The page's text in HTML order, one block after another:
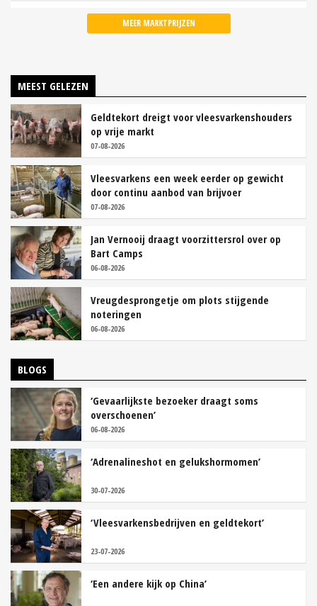
MEER MARKTPRIJZEN
MEEST GELEZEN
Geldtekort dreigt voor vleesvarkenshouders
op vrije markt
07-08-2026
Vleesvarkens een week eerder op gewicht
door continu aanbod van brijvoer
07-08-2026
Jan Vernooij draagt voorzittersrol over op
Bart Camps
06-08-2026
Vreugdesprongetje om plots stijgende
noteringen
06-08-2026
BLOGS
‘Gevaarlijkste bezoeker draagt soms
overschoenen’
06-08-2026
‘Adrenalineshot en gelukshormomen’
30-07-2026
‘Vleesvarkensbedrijven en geldtekort’
23-07-2026
‘Een andere kijk op China’